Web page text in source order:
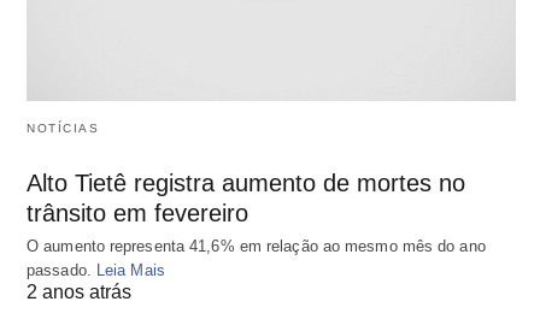
NOTÍCIAS
Alto Tietê registra aumento de mortes no
trânsito em fevereiro
O aumento representa 41,6% em relação ao mesmo mês do ano
passado.
Leia Mais
2 anos atrás